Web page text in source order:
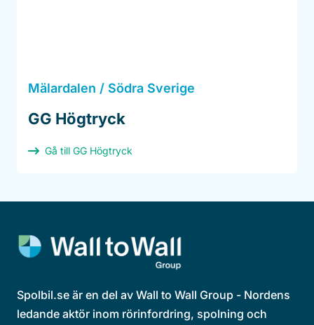
Mälardalen / Södra Sverige
GG Högtryck
Gå till GG Högtryck
Spolbil.se är en del av Wall to Wall Group - Nordens
ledande aktör inom rörinfordring, spolning och